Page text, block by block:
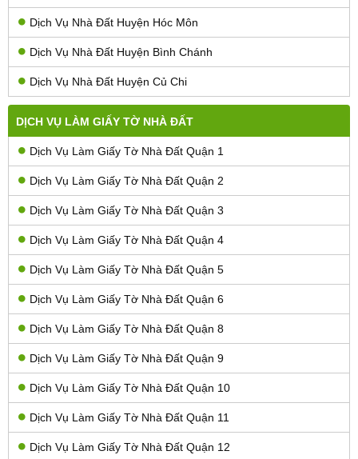
Dịch Vụ Nhà Đất Huyện Hóc Môn
Dịch Vụ Nhà Đất Huyện Bình Chánh
Dịch Vụ Nhà Đất Huyện Củ Chi
DỊCH VỤ LÀM GIẤY TỜ NHÀ ĐẤT
Dịch Vụ Làm Giấy Tờ Nhà Đất Quận 1
Dịch Vụ Làm Giấy Tờ Nhà Đất Quận 2
Dịch Vụ Làm Giấy Tờ Nhà Đất Quận 3
Dịch Vụ Làm Giấy Tờ Nhà Đất Quận 4
Dịch Vụ Làm Giấy Tờ Nhà Đất Quận 5
Dịch Vụ Làm Giấy Tờ Nhà Đất Quận 6
Dịch Vụ Làm Giấy Tờ Nhà Đất Quận 8
Dịch Vụ Làm Giấy Tờ Nhà Đất Quận 9
Dịch Vụ Làm Giấy Tờ Nhà Đất Quận 10
Dịch Vụ Làm Giấy Tờ Nhà Đất Quận 11
Dịch Vụ Làm Giấy Tờ Nhà Đất Quận 12